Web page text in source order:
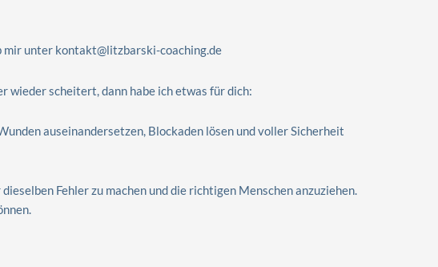
unter kontakt@litzbarski-coaching.de
wieder scheitert, dann habe ich etwas für dich:
auseinandersetzen, Blockaden lösen und voller Sicherheit
Fehler zu machen und die richtigen Menschen anzuziehen.